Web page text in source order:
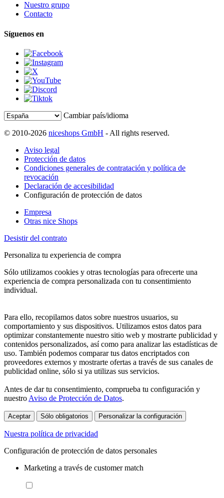
Nuestro grupo
Contacto
Síguenos en
Cambiar país/idioma
© 2010-2026 niceshops GmbH - All rights reserved.
Aviso legal
Protección de datos
Condiciones generales de contratación y política de
revocación
Declaración de accesibilidad
Configuración de protección de datos
Empresa
Otras nice Shops
Desistir del contrato
Personaliza tu experiencia de compra
Sólo utilizamos cookies y otras tecnologías para ofrecerte una
experiencia de compra personalizada con tu consentimiento
individual.
Para ello, recopilamos datos sobre nuestros usuarios, su
comportamiento y sus dispositivos. Utilizamos estos datos para
optimizar constantemente nuestro sitio web y mostrarte publicidad y
contenidos personalizados, así como para analizar las estadísticas de
uso. También podemos comparar tus datos encriptados con
proveedores externos y mostrarte ofertas a través de sus canales de
publicidad online, sólo si ya utilizas sus servicios.
Antes de dar tu consentimiento, comprueba tu configuración y
nuestro Aviso de Protección de Datos.
Aceptar Sólo obligatorios Personalizar la configuración
Nuestra política de privacidad
Configuración de protección de datos personales
Marketing a través de customer match